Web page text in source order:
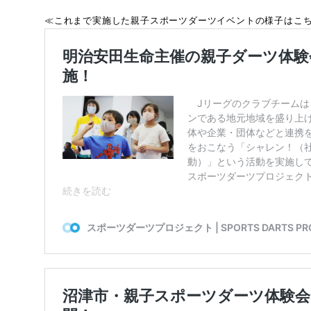
≪これまで実施した親子スポーツダーツイベントの様子はこ